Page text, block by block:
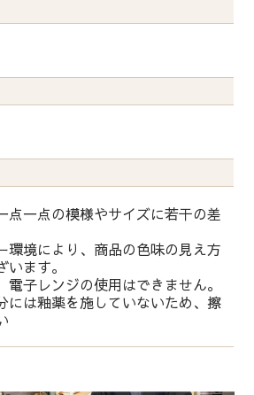
点一点の模様やサイズに若干の差
環境により、商品の色味の見え方
ます。
電子レンジの使用はできません。
には釉薬を施していないため、擦